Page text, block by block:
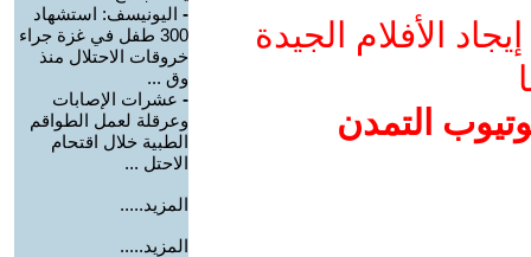
الأفلام الجيدة
التمدن
- اليونيسف: استشهاد
300 طفل في غزة جراء
خروقات الاحتلال منذ
وق ...
- عشرات الإصابات
وعرقلة لعمل الطواقم
الطبية خلال اقتحام
الاحتل ...
المزيد.....
المزيد.....